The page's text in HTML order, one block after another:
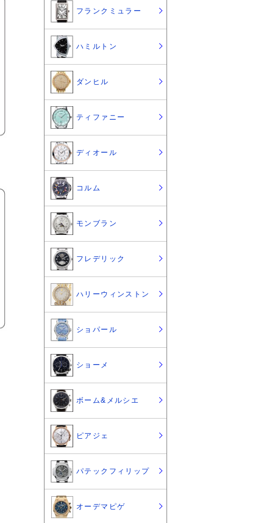
フランクミュラー
ハミルトン
ダンヒル
ティファニー
ディオール
コルム
モンブラン
フレデリック
ハリーウィンストン
ショパール
ショーメ
ボーム&メルシエ
ピアジェ
パテックフィリップ
オーデマピゲ